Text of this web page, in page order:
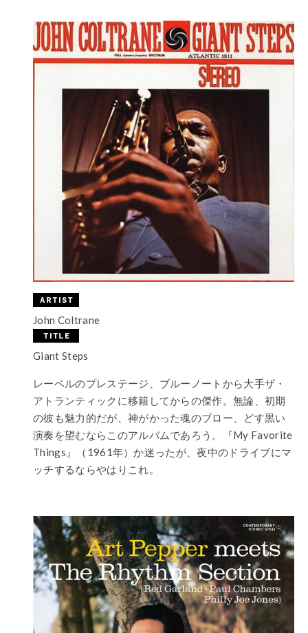
John Coltrane
Giant Steps
レーベルのプレステージ、ブルーノートから大手ザ・
アトランティックに移籍してからの傑作。無論、初期
の彼も魅力的だが、神がかった魂のブロー、どす黒い
演奏を望むならこのアルバムであろう。『My Favorite
Things』（1961年）か迷ったが、夜中のドライブにマ
ッチするならやはりこれ。